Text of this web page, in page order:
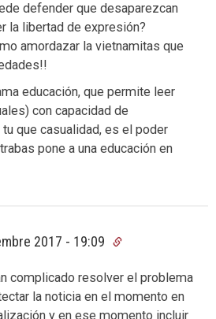
defender que desaparezcan
la libertad de expresión?
amordazar la vietnamitas que
educación, que permite leer
con capacidad de
que casualidad, es el poder
pone a una educación en
2017 - 19:09
complicado resolver el problema
la noticia en el momento en
y en ese momento incluir